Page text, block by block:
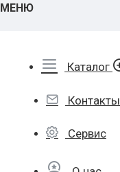
МЕНЮ
Каталог
Контакты
Сервис